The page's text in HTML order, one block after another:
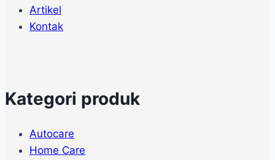
Artikel
Kontak
Kategori produk
Autocare
Home Care